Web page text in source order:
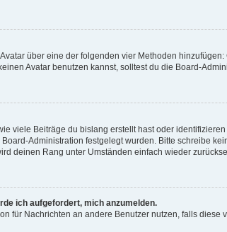
über eine der folgenden vier Methoden
Avatar benutzen kannst, solltest du die Board-
viele Beiträge du bislang erstellt hast oder
Administration festgelegt wurden. Bitte schreibe
deinen Rang unter Umständen einfach wieder
ich aufgefordert, mich anzumelden.
für Nachrichten an andere Benutzer nutzen, falls